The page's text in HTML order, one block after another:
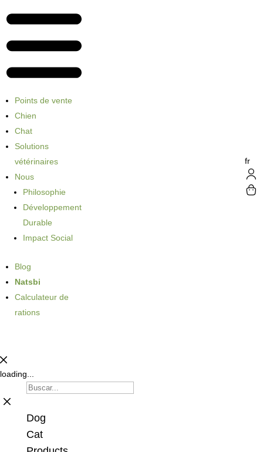
Points de vente
Chien
Chat
Solutions
vétérinaires
Nous
Philosophie
Développement
Durable
Impact Social
Blog
Natsbi
Calculateur de
rations
fr
loading...
Dog
Cat